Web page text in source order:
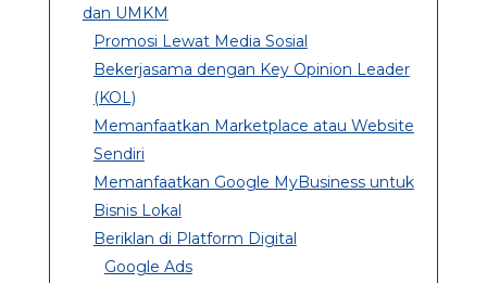
dan UMKM
Promosi Lewat Media Sosial
Bekerjasama dengan Key Opinion Leader
(KOL)
Memanfaatkan Marketplace atau Website
Sendiri
Memanfaatkan Google MyBusiness untuk
Bisnis Lokal
Beriklan di Platform Digital
Google Ads